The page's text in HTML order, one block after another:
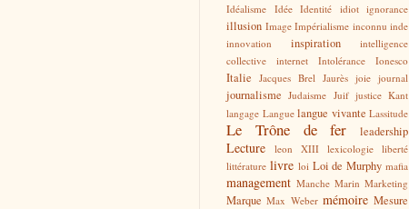
Idéalisme Idée Identité idiot ignorance
illusion Image Impérialisme inconnu inde
innovation
inspiration
intelligence
collective
internet Intolérance Ionesco
Italie Jacques Brel Jaurès joie journal
journalisme Judaisme Juif justice Kant
langage Langue langue vivante Lassitude
Le Trône de fer leadership
Lecture leon XIII lexicologie liberté
littérature livre loi Loi de Murphy mafia
management Manche Marin Marketing
Marque Max Weber mémoire Mesure